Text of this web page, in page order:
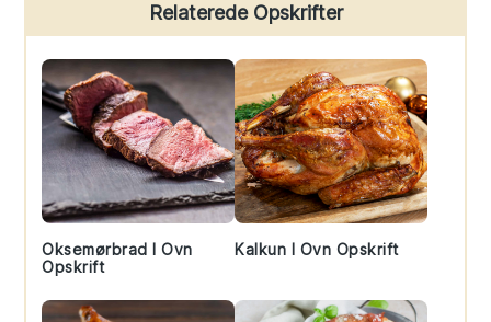
Sidebar
Relaterede Opskrifter
Oksemørbrad I Ovn
Opskrift
Kalkun I Ovn Opskrift